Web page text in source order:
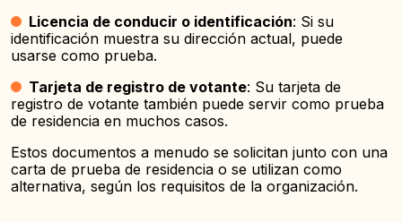
Licencia de conducir o identificación: Si su
identificación muestra su dirección actual, puede
usarse como prueba.
Tarjeta de registro de votante: Su tarjeta de
registro de votante también puede servir como prueba
de residencia en muchos casos.
Estos documentos a menudo se solicitan junto con una
carta de prueba de residencia o se utilizan como
alternativa, según los requisitos de la organización.